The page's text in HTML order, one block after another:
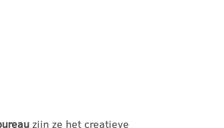
zijn ze het creatieve